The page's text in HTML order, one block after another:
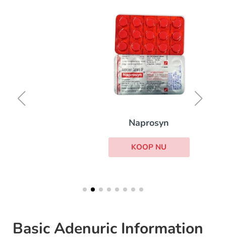
Naprosyn
Basic Adenuric Information